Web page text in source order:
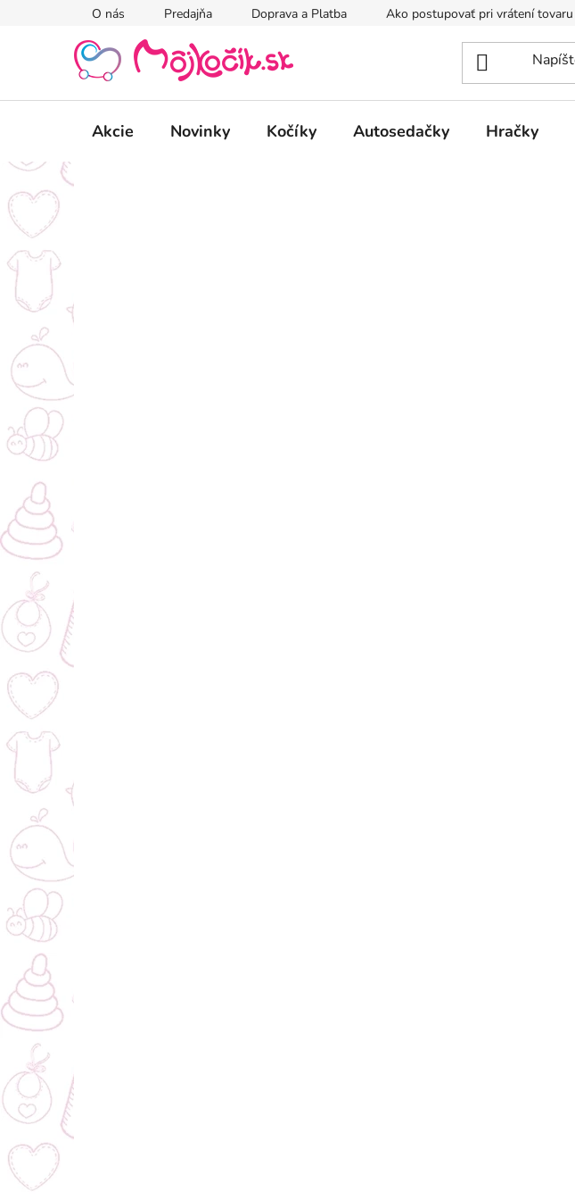
O nás Predajňa Doprava a Platba Ako postupovať pri vrátení tovaru
Akcie Novinky Kočíky Autosedačky Hračky